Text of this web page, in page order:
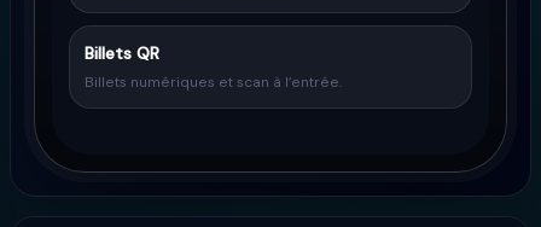
Billets QR
Billets numériques et scan à l’entrée.